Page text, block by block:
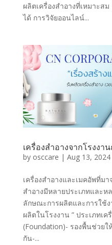
ผลิตเครื่องสำอางที่เหมาะส
ได้ การวิจัยออนไลน์...
เครื่องสำอางจากโรงงา
by osccare | Aug 13, 2024
เครื่องสำอางและเมคอัพที่ม
สำอางมีหลายประเภทและ
ลักษณะการผลิตและการใช้
ผลิตในโรงงาน ” ประเภทเค
(Foundation)- รองพื้นช่วย
กัน-...